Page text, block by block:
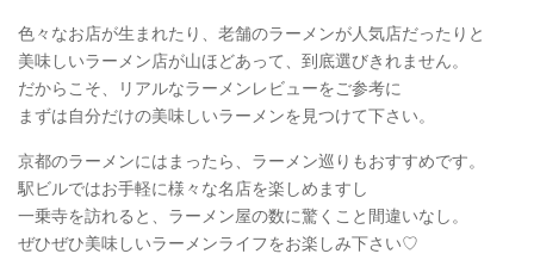
色々なお店が生まれたり、老舗のラーメンが人気店だったりと
美味しいラーメン店が山ほどあって、到底選びきれません。
だからこそ、リアルなラーメンレビューをご参考に
まずは自分だけの美味しいラーメンを見つけて下さい。
京都のラーメンにはまったら、ラーメン巡りもおすすめです。
駅ビルではお手軽に様々な名店を楽しめますし
一乗寺を訪れると、ラーメン屋の数に驚くこと間違いなし。
ぜひぜひ美味しいラーメンライフをお楽しみ下さい♡